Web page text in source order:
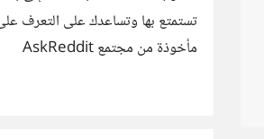
تستمتع بها وتساعدك على التعرف على
مأخوذة من مجتمع AskReddit